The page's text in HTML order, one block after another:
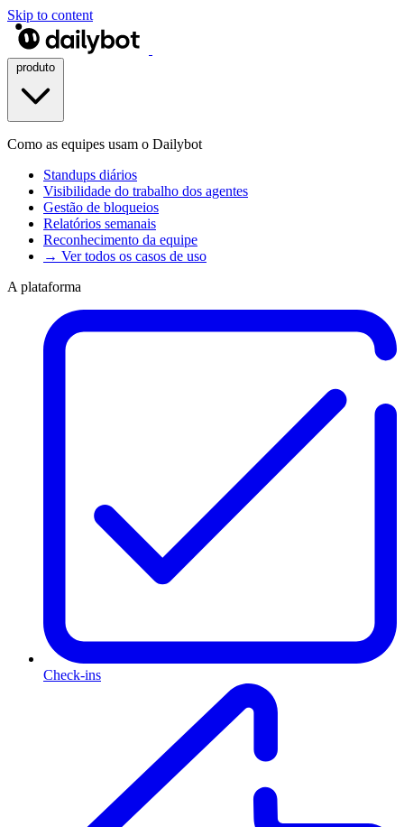
Skip to content
Como as equipes usam o Dailybot
Standups diários
Visibilidade do trabalho dos agentes
Gestão de bloqueios
Relatórios semanais
Reconhecimento da equipe
→ Ver todos os casos de uso
A plataforma
Check-ins